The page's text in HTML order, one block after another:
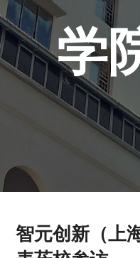
学
智元创新（上